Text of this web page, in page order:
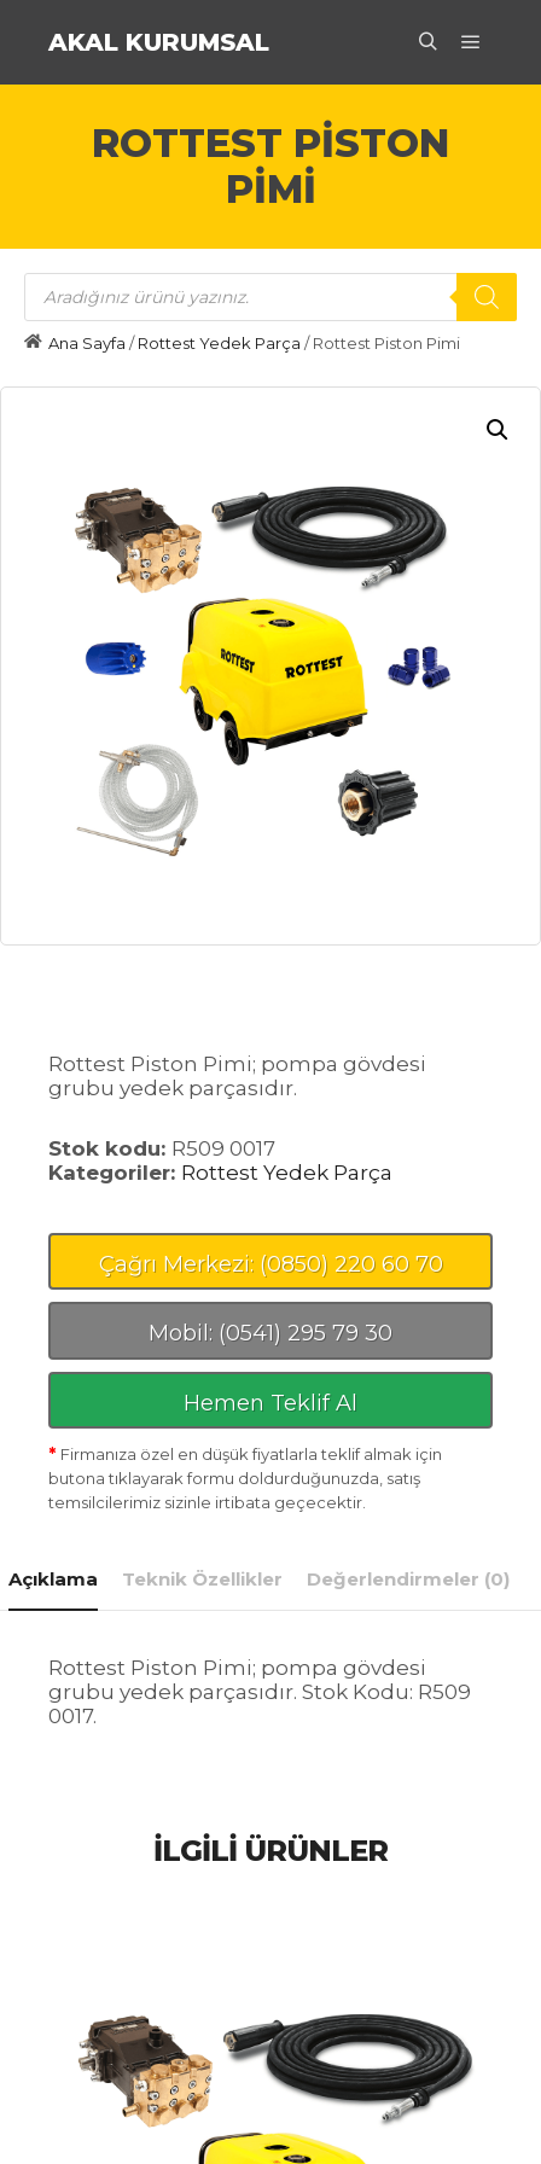
AKAL KURUMSAL
ROTTEST PISTON
PIMI
Products
search
Ana Sayfa /Rottest Yedek Parça / Rottest Piston Pimi
Rottest Piston Pimi; pompa gövdesi
grubu yedek parçasıdır.
Stok kodu: R509 0017
Kategoriler: Rottest Yedek Parça
Çağrı Merkezi: (0850) 220 60 70
Mobil: (0541) 295 79 30
Hemen Teklif Al
* Firmanıza özel en düşük fiyatlarla teklif almak için
butona tıklayarak formu doldurduğunuzda, satış
temsilcilerimiz sizinle irtibata geçecektir.
Açıklama Teknik Özellikler Değerlendirmeler (0)
Rottest Piston Pimi; pompa gövdesi
grubu yedek parçasıdır. Stok Kodu: R509
0017.
İLGILI ÜRÜNLER